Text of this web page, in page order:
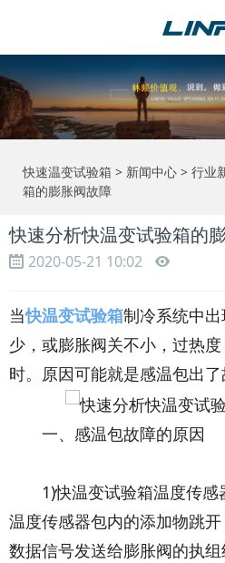
快速温变试验箱 > 新闻中心 > 行业
箱的膨胀阀故障
快速分析快温变试验箱的
2020-05-21 10:02
当快温变试验箱制冷系统中
少，或膨胀阀关不小，过热
时。原因可能就是感温包出了
一、感温包故障的原因
1)快温变试验箱温度传感
温度传感器包内的添加物跳
数据信号发送给膨胀阀的执组